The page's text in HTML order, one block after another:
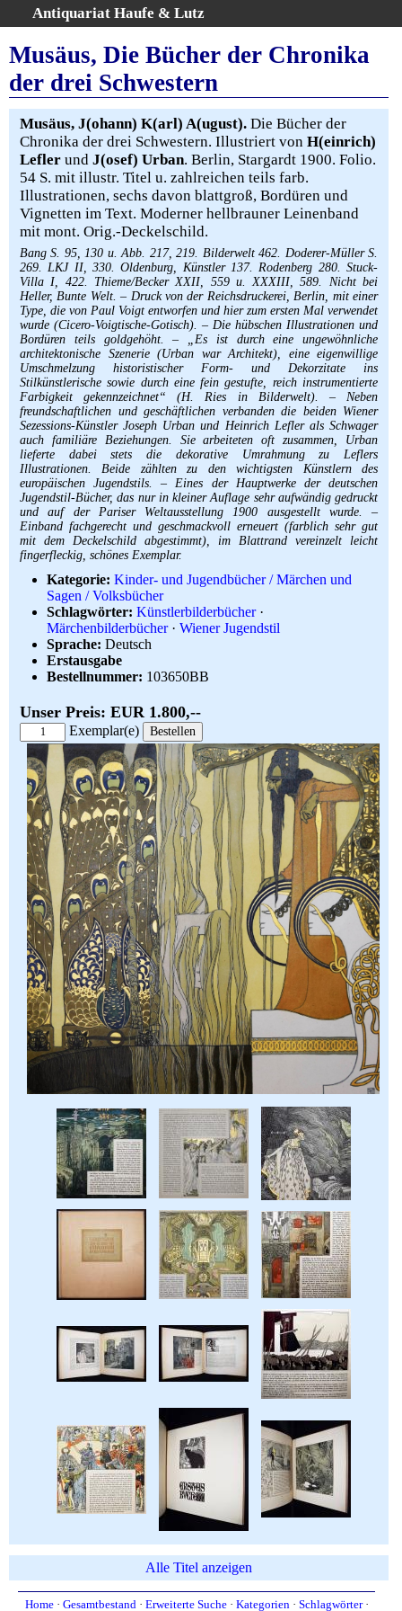
Antiquariat Haufe & Lutz
Home
Gesamtbestand
Erweiterte Suche
Kategorien
Schlagwörter
Warenkorb
AGB
Widerruf
Über uns
Aktuelle Kataloge
Kontakt
Ankauf
Links
Impressum
Musäus, Die Bücher der Chronika
der drei Schwestern
Musäus, J(ohann) K(arl) A(ugust). Die Bücher der
Chronika der drei Schwestern. Illustriert von H(einrich)
Lefler und J(osef) Urban. Berlin, Stargardt 1900. Folio.
54 S. mit illustr. Titel u. zahlreichen teils farb.
Illustrationen, sechs davon blattgroß, Bordüren und
Vignetten im Text. Moderner hellbrauner Leinenband
mit mont. Orig.-Deckelschild.
Bang S. 95, 130 u. Abb. 217, 219. Bilderwelt 462. Doderer-Müller S.
269. LKJ II, 330. Oldenburg, Künstler 137. Rodenberg 280. Stuck-
Villa I, 422. Thieme/Becker XXII, 559 u. XXXIII, 589. Nicht bei
Heller, Bunte Welt. – Druck von der Reichsdruckerei, Berlin, mit einer
Type, die von Paul Voigt entworfen und hier zum ersten Mal verwendet
wurde (Cicero-Voigtische-Gotisch). – Die hübschen Illustrationen und
Bordüren teils goldgehöht. – „Es ist durch eine ungewöhnliche
architektonische Szenerie (Urban war Architekt), eine eigenwillige
Umschmelzung historistischer Form- und Dekorzitate ins
Stilkünstlerische sowie durch eine fein gestufte, reich instrumentierte
Farbigkeit gekennzeichnet“ (H. Ries in Bilderwelt). – Neben
freundschaftlichen und geschäftlichen verbanden die beiden Wiener
Sezessions-Künstler Joseph Urban und Heinrich Lefler als Schwager
auch familiäre Beziehungen. Sie arbeiteten oft zusammen, Urban
lieferte dabei stets die dekorative Umrahmung zu Leflers
Illustrationen. Beide zählten zu den wichtigsten Künstlern des
europäischen Jugendstils. – Eines der Hauptwerke der deutschen
Jugendstil-Bücher, das nur in kleiner Auflage sehr aufwändig gedruckt
und auf der Pariser Weltausstellung 1900 ausgestellt wurde. –
Einband fachgerecht und geschmackvoll erneuert (farblich sehr gut
mit dem Deckelschild abgestimmt), im Blattrand vereinzelt leicht
fingerfleckig, schönes Exemplar.
Kategorie: Kinder- und Jugendbücher / Märchen und
Sagen / Volksbücher
Schlagwörter: Künstlerbilderbücher·
Märchenbilderbücher· Wiener Jugendstil
Sprache: Deutsch
Erstausgabe
Bestellnummer: 103650BB
Unser Preis: EUR 1.800,--
Exemplar(e)
Alle Titel anzeigen
Home· Gesamtbestand· Erweiterte Suche· Kategorien· Schlagwörter·